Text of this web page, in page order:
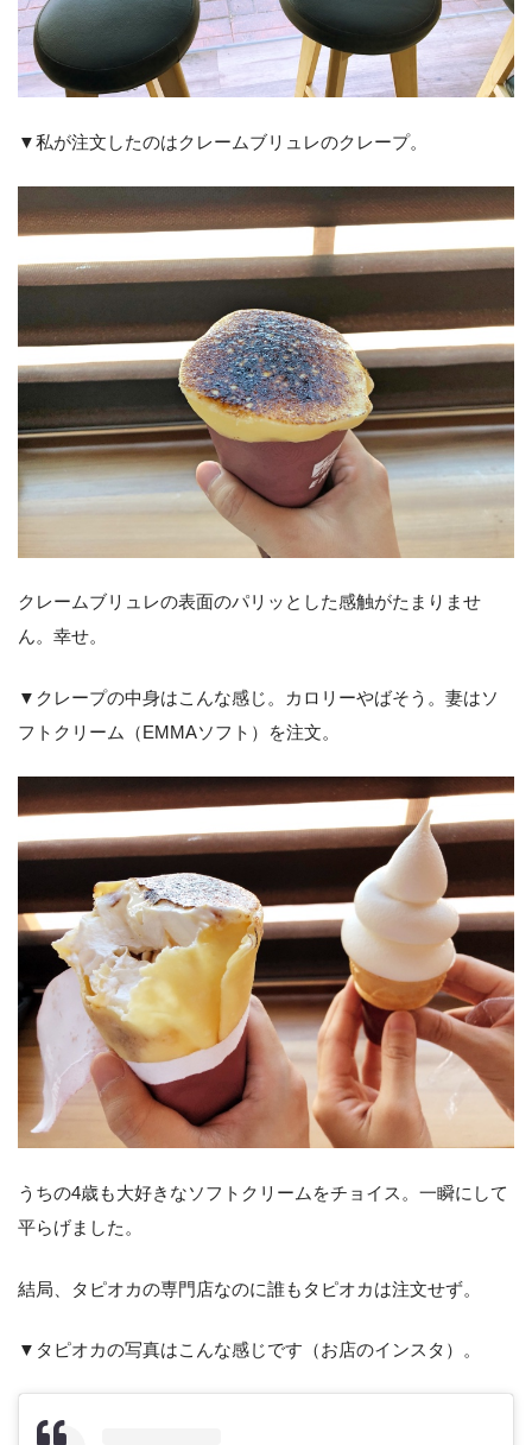
▼私が注文したのはクレームブリュレのクレープ。
クレームブリュレの表面のパリッとした感触がたまりませ
ん。幸せ。
▼クレープの中身はこんな感じ。カロリーやばそう。妻はソ
フトクリーム（EMMAソフト）を注文。
うちの4歳も大好きなソフトクリームをチョイス。一瞬にして
平らげました。
結局、タピオカの専門店なのに誰もタピオカは注文せず。
▼タピオカの写真はこんな感じです（お店のインスタ）。